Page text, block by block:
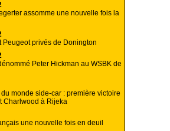
assomme une nouvelle fois la
Peugeot privés de Donington
Peter Hickman au WSBK de
monde side-car : première victoire
Charlwood à Rijeka
une nouvelle fois en deuil